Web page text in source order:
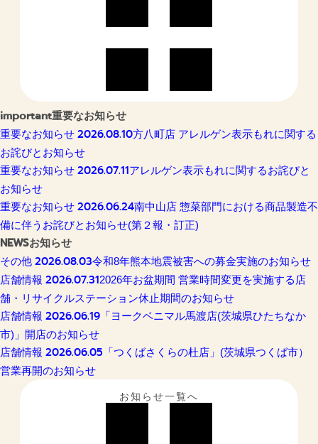
important重要なお知らせ
重要なお知らせ 2026.08.10方八町店 アレルゲン表示もれに関する
お詫びとお知らせ
重要なお知らせ 2026.07.11アレルゲン表示もれに関するお詫びと
お知らせ
重要なお知らせ 2026.06.24南中山店 惣菜部門における商品製造不
備に伴うお詫びとお知らせ(第２報・訂正)
NEWSお知らせ
その他 2026.08.03令和8年熊本地震被害への募金実施のお知らせ
店舗情報 2026.07.312026年お盆期間 営業時間変更を実施する店
舗・リサイクルステーション休止期間のお知らせ
店舗情報 2026.06.19 「ヨークベニマル馬渡店(茨城県ひたちなか
市)」開店のお知らせ
店舗情報 2026.06.05 「つくばさくらの杜店」(茨城県つくば市）
営業再開のお知らせ
お知らせ一覧へ